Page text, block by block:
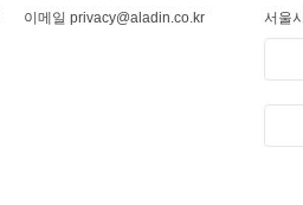
이메일 privacy@aladin.co.kr
서울